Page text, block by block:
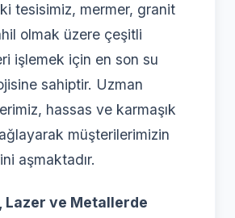
tesisimiz, mermer, granit
olmak üzere çeşitli
işlemek için en son su
sahiptir. Uzman
hassas ve karmaşık
müşterilerimizin
aşmaktadır.
Lazer ve Metallerde